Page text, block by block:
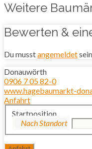
Weitere
Bewerten &
Du musstangemeldet
Donauwörth
0906 7 05 82-0
www.hagebaumarkt-
Anfahrt
Startposition